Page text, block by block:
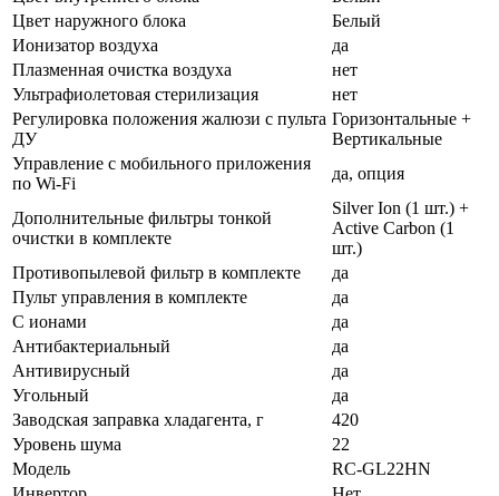
Цвет наружного блока
Белый
Ионизатор воздуха
да
Плазменная очистка воздуха
нет
Ультрафиолетовая стерилизация
нет
Регулировка положения жалюзи с пульта
ДУ
Горизонтальные +
Вертикальные
Управление c мобильного приложения
по Wi-Fi
да, опция
Дополнительные фильтры тонкой
очистки в комплекте
Silver Ion (1 шт.) +
Active Carbon (1
шт.)
Противопылевой фильтр в комплекте
да
Пульт управления в комплекте
да
С ионами
да
Антибактериальный
да
Антивирусный
да
Угольный
да
Заводская заправка хладагента, г
420
Уровень шума
22
Модель
RC-GL22HN